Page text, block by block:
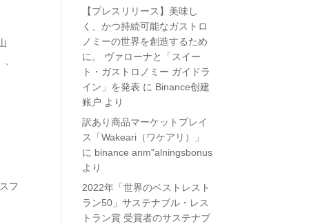
フ
【プレスリリース】美味し
く、かつ持続可能なガストロ
ノミーの世界を創造するため
に。 ヴァローナと「スイー
ト・ガストロノミー ガイドラ
イン」を発表 に Binance创建
账户 より
訳あり商品マーケットプレイ
ス「Wakeari（ワケアリ）」
に binance anm"alningsbonus
より
2022年「世界のベストレスト
ラン50」サステナブル・レス
トラン賞 受賞者のサステナブ